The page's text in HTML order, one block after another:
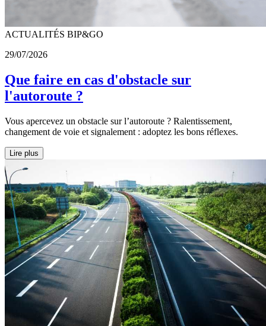
ACTUALITÉS BIP&GO
29/07/2026
Que faire en cas d'obstacle sur
l'autoroute ?
Vous apercevez un obstacle sur l’autoroute ? Ralentissement,
changement de voie et signalement : adoptez les bons réflexes.
Lire plus